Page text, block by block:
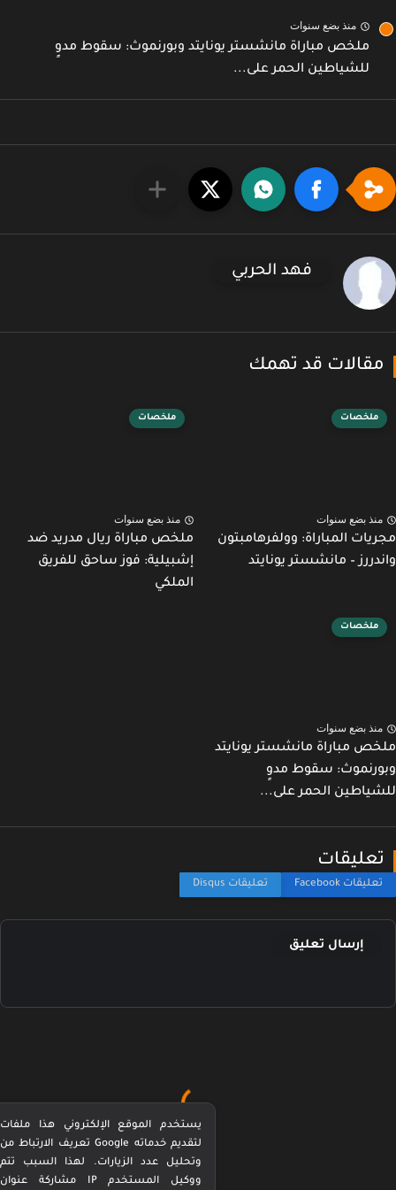
منذ بضع سنوات
ملخص مباراة مانشستر يونايتد وبورنموث: سقوط مدوٍ
للشياطين الحمر على...
فهد الحربي
قد تهمك
ملخصات
بضع سنوات
المباراة: وولفرهامبتون
– مانشستر يونايتد
ملخصات
منذ بضع سنوات
ملخص مباراة ريال مدريد ضد
إشبيلية: فوز ساحق للفريق
الملكي
ملخصات
بضع سنوات
مباراة مانشستر يونايتد
سقوط مدوٍ
الحمر على...
إرسال تعليق
يستخدم الموقع الإلكتروني هذا ملفات
تعريف الارتباط من Google لتقديم خدماته
وتحليل عدد الزيارات. لهذا السبب تتم
مشاركة عنوان IP ووكيل المستخدم